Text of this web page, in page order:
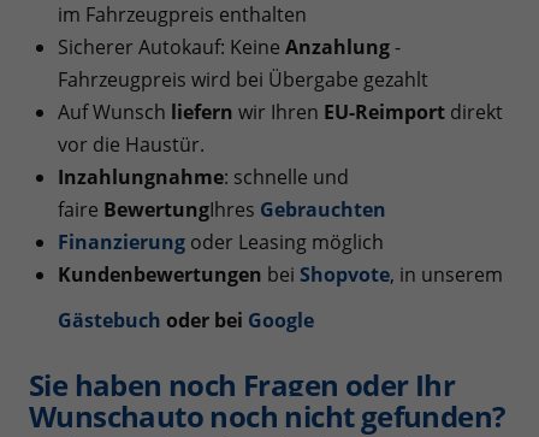
im Fahrzeugpreis enthalten
Sicherer Autokauf: Keine Anzahlung-
Fahrzeugpreis wird bei Übergabe gezahlt
Auf Wunsch liefern wir Ihren EU-Reimport direkt
vor die Haustür.
Inzahlungnahme: schnelle und
faire BewertungIhres Gebrauchten
Finanzierung oder Leasing möglich
Kundenbewertungen bei Shopvote, in unserem
Gästebuch oder bei Google
Sie haben noch Fragen oder Ihr
Wunschauto noch nicht gefunden?